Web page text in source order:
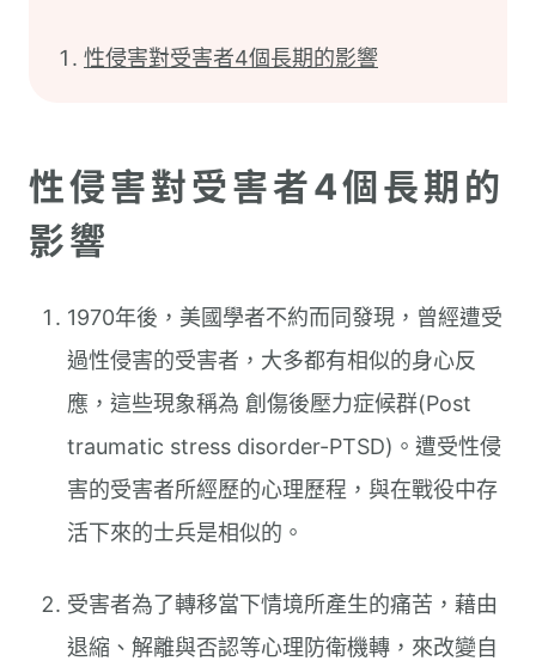
性侵害對受害者4個長期的影響
性侵害對受害者4個長期的
影響
1970年後，美國學者不約而同發現，曾經遭受
過性侵害的受害者，大多都有相似的身心反
應，這些現象稱為 創傷後壓力症候群(Post
traumatic stress disorder-PTSD)。遭受性侵
害的受害者所經歷的心理歷程，與在戰役中存
活下來的士兵是相似的。
受害者為了轉移當下情境所產生的痛苦，藉由
退縮、解離與否認等心理防衛機轉，來改變自